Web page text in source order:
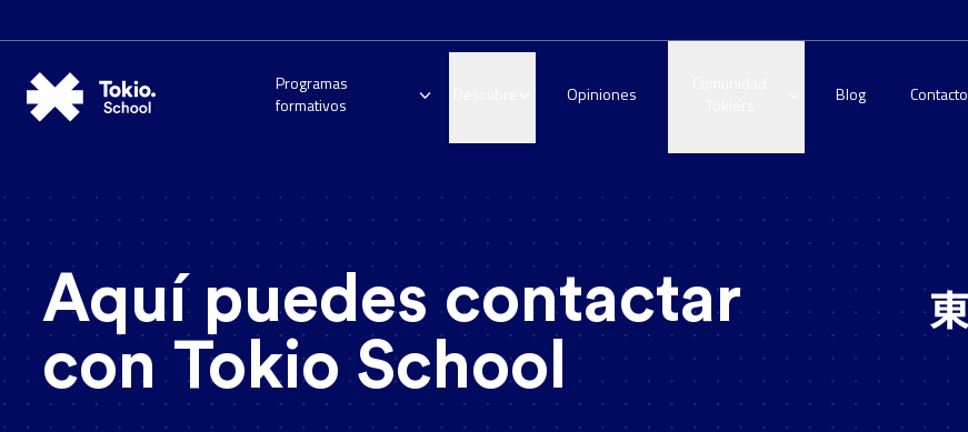
Programas
formativos
Opiniones Blog Contacto
Aquí puedes contactar
con Tokio School